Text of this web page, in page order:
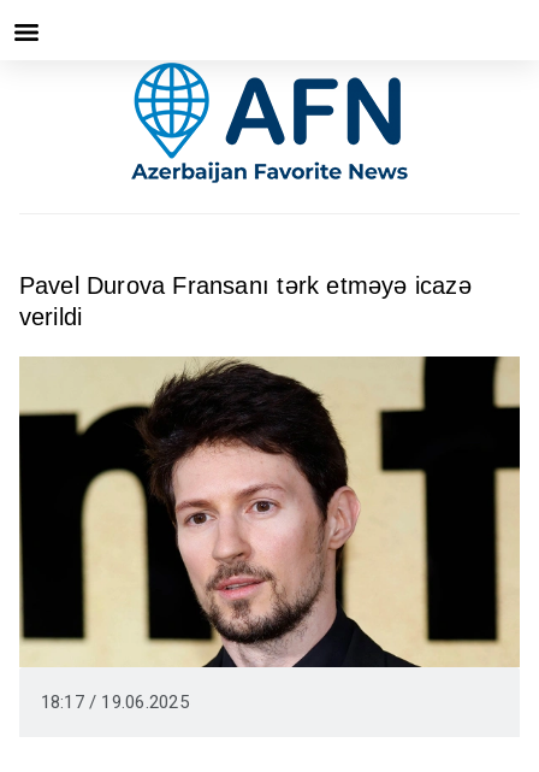
Pavel Durova Fransanı tərk etməyə icazə
verildi
18:17 / 19.06.2025